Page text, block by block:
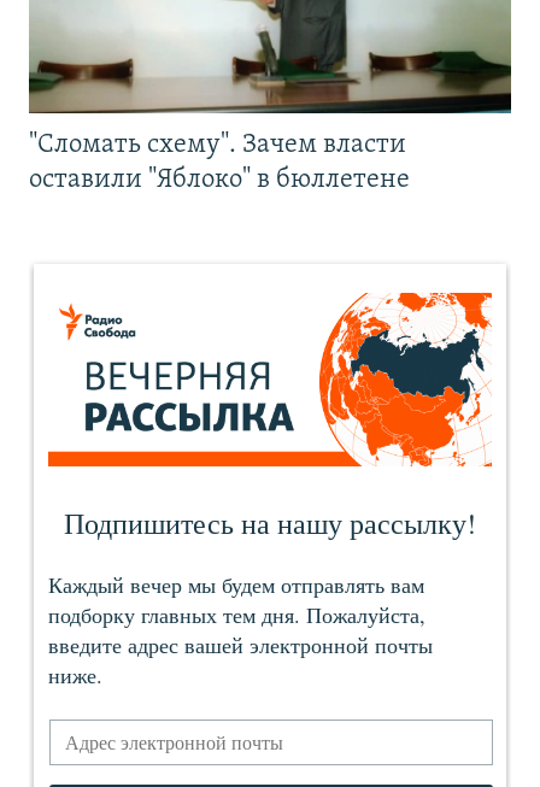
"Сломать схему". Зачем власти
оставили "Яблоко" в бюллетене